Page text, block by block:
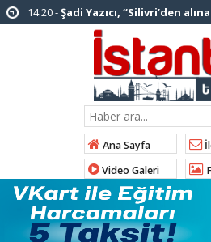
12:12 -AK Parti’ye katılan ilçe
başkanlarından İl Başkanı Özdemir’e
Tuzla Belediye Başkanı Eren
Bingöl’den İBB’ye tepki
İstanbul Emniyet
“Gök Kubbe’de, Mavi Vatan’da, Şanlı
İstanbul Emniyeti Her Yerde” paylaşımı
19:26 -Çekmeköy Belediye
Çerkez AK Parti’ye katıldı
16:56 -İstanbul’da 4 CHP’li
Ana Sayfa
Video Galeri